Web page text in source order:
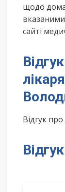
щодо
сайті
Відгук